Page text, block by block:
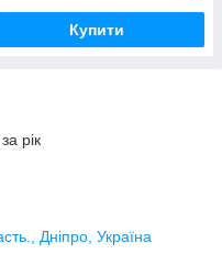
Купити
рік
Дніпро, Україна